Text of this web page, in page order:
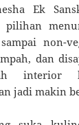
Ek
pilihan
non-
dan
interior
jadi makin